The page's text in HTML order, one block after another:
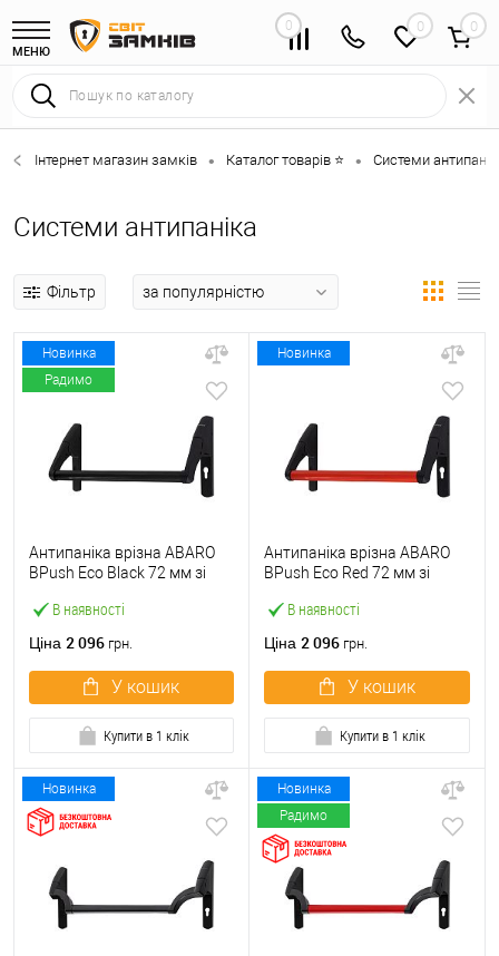
МЕНЮ
0 0
Інтернет магазин замків • Каталог товарів ⭐ • Системи
Системи антипаніка
Фільтр
Новинка
Радимо
В наявності
Антипаніка врізна ABARO
BPush Eco Black 72 мм зі
Ціна 2 096 грн.
У кошик
Купити в 1 клік
Новинка
В наявності
Антипаніка врізна ABARO
BPush Eco Red 72 мм зі
Ціна 2 096 грн.
У кошик
Купити в 1 клік
Новинка
Новинка
Радимо